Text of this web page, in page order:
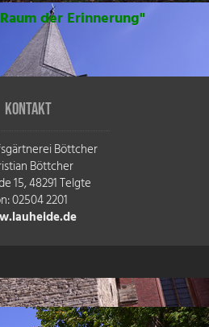
der Erinnerung"
Kontakt
Böttcher
Böttcher
15, 48291 Telgte
02504 2201